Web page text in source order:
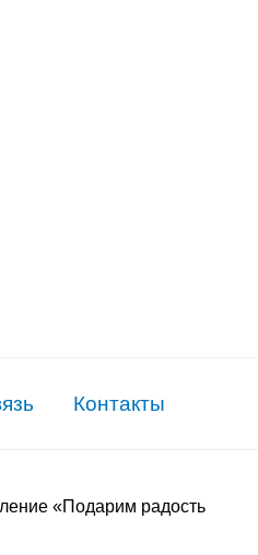
Контакты
«Подарим радость